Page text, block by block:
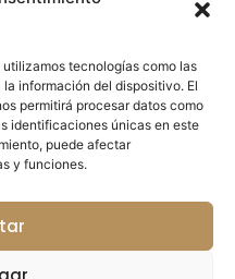
tecnologías como las
información del dispositivo. El
permitirá procesar datos como
identificaciones únicas en este
puede afectar
y funciones.
Legal|Política Cookies
la Comunitat